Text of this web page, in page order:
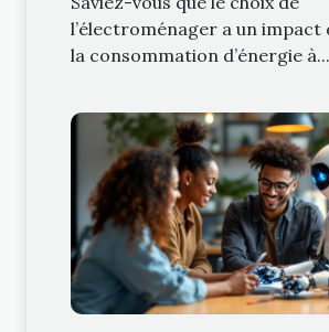
réduite ?
l’électroménager a un
la consommation d’énergie à...